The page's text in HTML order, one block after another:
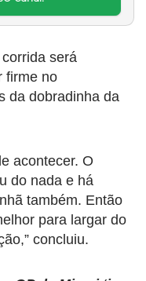
será
firme no
da dobradinha da
acontecer. O
do nada e há
também. Então
para largar do
concluiu.